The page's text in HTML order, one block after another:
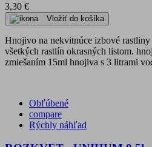
3,30 €
Vložiť do košíka
Hnojivo na nekvitnúce izbové
všetkých rastlín okrasných listom.
zmiešaním 15ml hnojiva s 3 litrami
Obľúbené
compare
Rýchly náhľad